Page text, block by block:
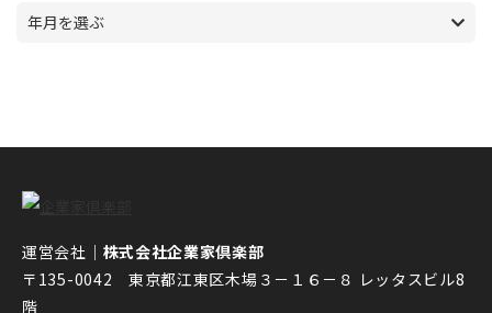
年月を選ぶ
運営会社｜ 株式会社企業家倶楽部
〒135-0042 東京都江東区木場３－１６－８ レッタスビル8
階